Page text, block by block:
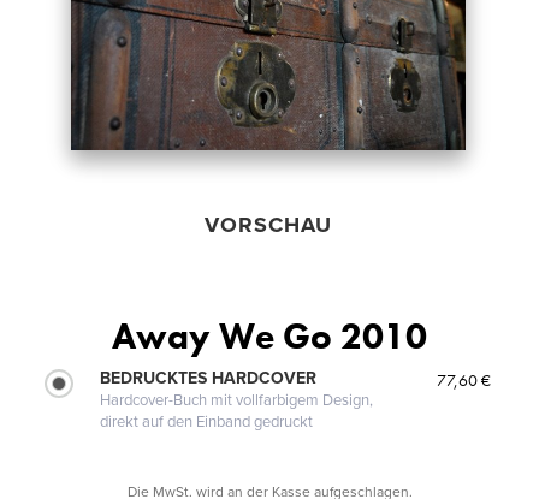
VORSCHAU
Away We Go 2010
BEDRUCKTES HARDCOVER
Hardcover-Buch mit vollfarbigem Design,
direkt auf den Einband gedruckt
77,60 €
Die MwSt. wird an der Kasse aufgeschlagen.